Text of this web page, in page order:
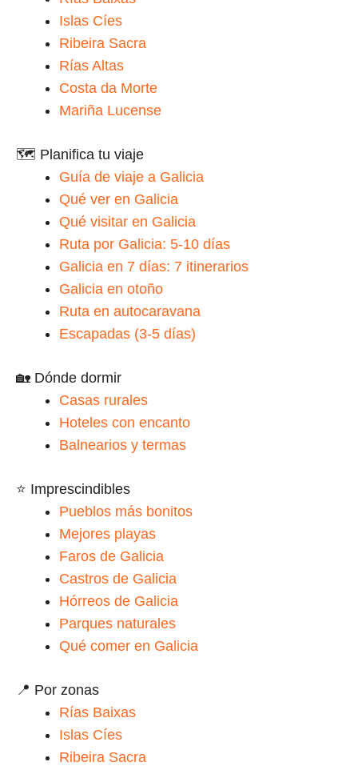
Islas Cíes
Ribeira Sacra
Rías Altas
Costa da Morte
Mariña Lucense
🗺️ Planifica tu viaje
Guía de viaje a Galicia
Qué ver en Galicia
Qué visitar en Galicia
Ruta por Galicia: 5-10 días
Galicia en 7 días: 7 itinerarios
Galicia en otoño
Ruta en autocaravana
Escapadas (3-5 días)
🏡 Dónde dormir
Casas rurales
Hoteles con encanto
Balnearios y termas
⭐ Imprescindibles
Pueblos más bonitos
Mejores playas
Faros de Galicia
Castros de Galicia
Hórreos de Galicia
Parques naturales
Qué comer en Galicia
📍 Por zonas
Rías Baixas
Islas Cíes
Ribeira Sacra